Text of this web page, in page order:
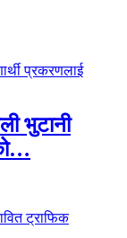
भुटानी